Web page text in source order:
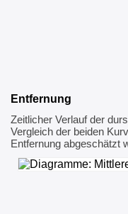
Entfernung
Zeitlicher Verlauf der
Vergleich der beiden
Entfernung abgeschätzt